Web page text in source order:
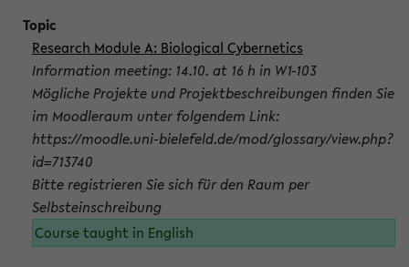
Research Module A: Biological Cybernetics
Information meeting: 14.10. at 16 h in W1-103
Mögliche Projekte und Projektbeschreibungen finden Sie
im Moodleraum unter folgendem Link:
https://moodle.uni-bielefeld.de/mod/glossary/view.php?
id=713740
Bitte registrieren Sie sich für den Raum per
Selbsteinschreibung
Course taught in English